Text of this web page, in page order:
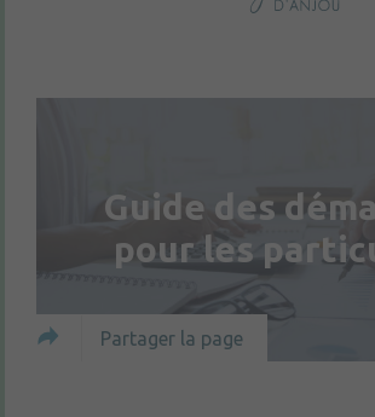
Guide des
pour les
Partager la page